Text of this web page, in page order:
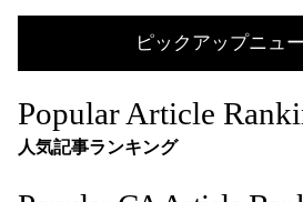
ピックアップニュ
Popular Article
人気記事ランキング